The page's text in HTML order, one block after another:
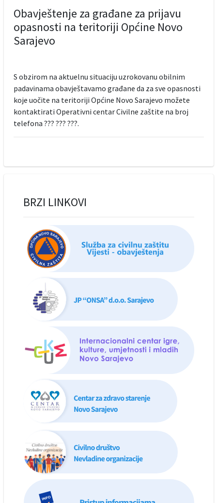
Obavještenje za građane za prijavu
opasnosti na teritoriji Općine Novo
Sarajevo
S obzirom na aktuelnu situaciju uzrokovanu obilnim
padavinama obavještavamo građane da za sve opasnosti
koje uočite na teritoriji Općine Novo Sarajevo možete
kontaktirati Operativni centar Civilne zaštite na broj
telefona ??? ??? ???.
BRZI LINKOVI